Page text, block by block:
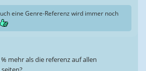
eine Genre-Referenz wird immer noch
mehr als die referenz auf allen